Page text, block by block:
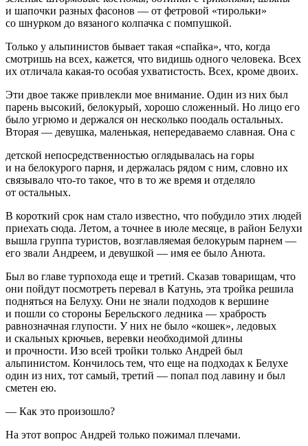
и шапочки разных фасонов — от фетровой «тирольки»
со шнурком до вязаного колпачка с помпушкой.
Только у альпинистов бывает такая «спайка», что, когда
смотришь на всех, кажется, что видишь одного человека. Всех
их отличала какая-то особая ухватистость. Всех, кроме двоих.
Эти двое также привлекли мое внимание. Один из них был
парень высокий, белокурый, хорошо сложенный. Но лицо его
было угрюмо и держался он несколько поодаль остальных.
Вторая — девушка, маленькая, непередаваемо славная. Она с
детской непосредственностью оглядывалась на горы
и на белокурого парня, и держалась рядом с ним, словно их
связывало что-то такое, что в то же время и отделяло
от остальных.
В короткий срок нам стало известно, что побудило этих людей
приехать сюда. Летом, а точнее в июле месяце, в район Белухи
вышла группа туристов, возглавляемая белокурым парнем —
его звали Андреем, и девушкой — имя ее было Анюта.
Был во главе турпохода еще и третий. Сказав товарищам, что
они пойдут посмотреть перевал в Катунь, эта тройка решила
подняться на Белуху. Они не знали подходов к вершине
и пошли со стороны Берельского ледника — храбрость
равнозначная глупости. У них не было «кошек», ледовых
и скальных крючьев, веревки необходимой длины
и прочности. Изо всей тройки только Андрей был
альпинистом. Кончилось тем, что еще на подходах к Белухе
один из них, тот самый, третий — попал под лавину и был
сметен ею.
— Как это произошло?
На этот вопрос Андрей только пожимал плечами.